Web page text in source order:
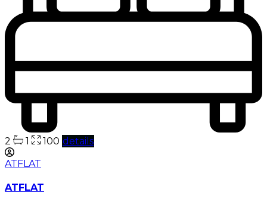
2 1 100 details
ATFLAT
ATFLAT